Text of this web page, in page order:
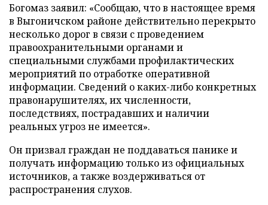
Богомаз заявил: «Сообщаю, что в настоящее время
в Выгоничском районе действительно перекрыто
несколько дорог в связи с проведением
правоохранительными органами и
специальными службами профилактических
мероприятий по отработке оперативной
информации. Сведений о каких-либо конкретных
правонарушителях, их численности,
последствиях, пострадавших и наличии
реальных угроз не имеется».
Он призвал граждан не поддаваться панике и
получать информацию только из официальных
источников, а также воздерживаться от
распространения слухов.